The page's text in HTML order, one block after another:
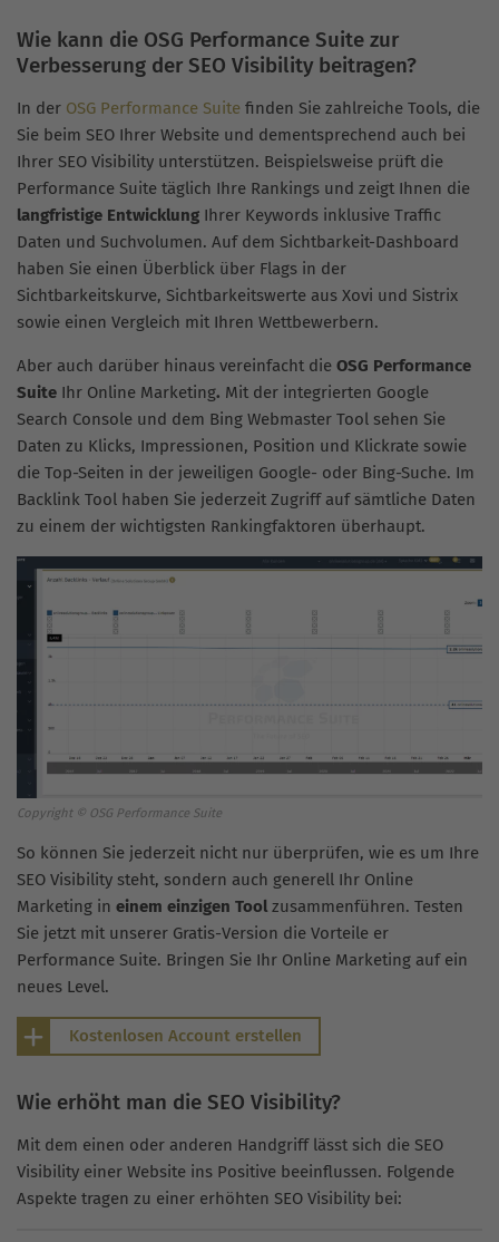
Wie kann die OSG Performance Suite zur
Verbesserung der SEO Visibility beitragen?
In der OSG Performance Suite finden Sie zahlreiche Tools, die
Sie beim SEO Ihrer Website und dementsprechend auch bei
Ihrer SEO Visibility unterstützen. Beispielsweise prüft die
Performance Suite täglich Ihre Rankings und zeigt Ihnen die
langfristige Entwicklung Ihrer Keywords inklusive Traffic
Daten und Suchvolumen. Auf dem Sichtbarkeit-Dashboard
haben Sie einen Überblick über Flags in der
Sichtbarkeitskurve, Sichtbarkeitswerte aus Xovi und Sistrix
sowie einen Vergleich mit Ihren Wettbewerbern.
Aber auch darüber hinaus vereinfacht die OSG Performance
Suite Ihr Online Marketing. Mit der integrierten Google
Search Console und dem Bing Webmaster Tool sehen Sie
Daten zu Klicks, Impressionen, Position und Klickrate sowie
die Top-Seiten in der jeweiligen Google- oder Bing-Suche. Im
Backlink Tool haben Sie jederzeit Zugriff auf sämtliche Daten
zu einem der wichtigsten Rankingfaktoren überhaupt.
Copyright © OSG Performance Suite
So können Sie jederzeit nicht nur überprüfen, wie es um Ihre
SEO Visibility steht, sondern auch generell Ihr Online
Marketing in einem einzigen Toolzusammenführen. Testen
Sie jetzt mit unserer Gratis-Version die Vorteile er
Performance Suite. Bringen Sie Ihr Online Marketing auf ein
neues Level.
Kostenlosen Account erstellen
Wie erhöht man die SEO Visibility?
Mit dem einen oder anderen Handgriff lässt sich die SEO
Visibility einer Website ins Positive beeinflussen. Folgende
Aspekte tragen zu einer erhöhten SEO Visibility bei: